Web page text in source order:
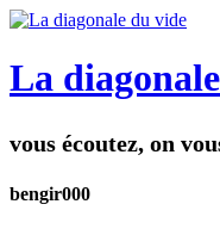
La
vous écoutez, on
bengir000